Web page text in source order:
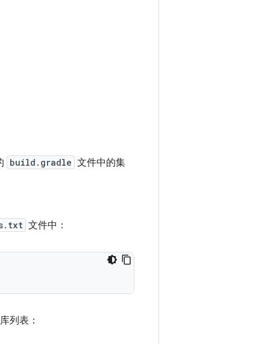
build.gradle 文件中的集
文件中：
列表：